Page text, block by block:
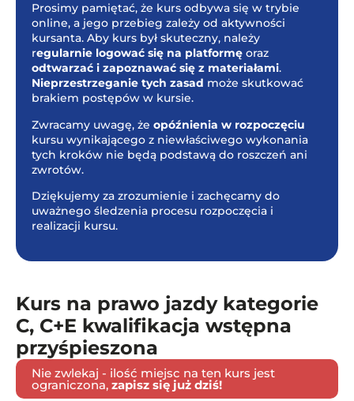
Prosimy pamiętać, że kurs odbywa się w trybie
online, a jego przebieg zależy od aktywności
kursanta. Aby kurs był skuteczny, należy
regularnie logować się na platformę oraz
odtwarzać i zapoznawać się z materiałami.
Nieprzestrzeganie tych zasad może skutkować
brakiem postępów w kursie.
Zwracamy uwagę, że opóźnienia w rozpoczęciu
kursu wynikającego z niewłaściwego wykonania
tych kroków nie będą podstawą do roszczeń ani
zwrotów.
Dziękujemy za zrozumienie i zachęcamy do
uważnego śledzenia procesu rozpoczęcia i
realizacji kursu.
Kurs na prawo jazdy kategorie
C, C+E kwalifikacja wstępna
przyśpieszona
Nie zwlekaj - ilość miejsc na ten kurs jest
ograniczona, zapisz się już dziś!